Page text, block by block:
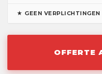
★ GEEN VERPLICHTINGEN